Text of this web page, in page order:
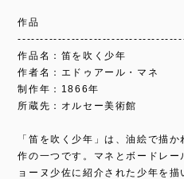
作品
作品名：笛を吹く少年
作者名：エドゥアール・マネ
制作年：1866年
所蔵先：オルセー美術館
「笛を吹く少年」は、油絵で描
作の一つです。マネとボードレ
ョーヌ少佐に紹介された少年を